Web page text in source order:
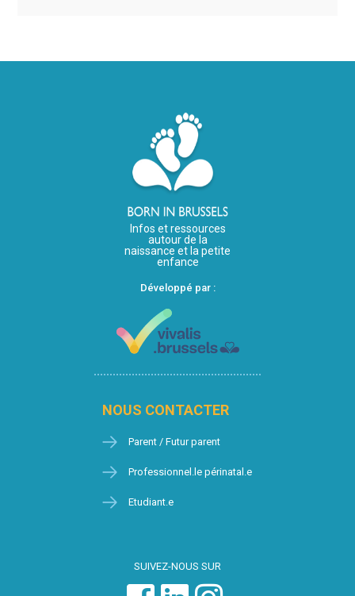
Infos et ressources
autour de la
naissance et la petite
enfance
Développé par :
NOUS CONTACTER
Parent / Futur parent
Professionnel.le périnatal.e
Etudiant.e
SUIVEZ-NOUS SUR